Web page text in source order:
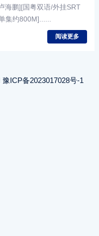
海鹏][国粤双语/外挂SRT
集约800M]......
阅读更多
豫ICP备2023017028号-1